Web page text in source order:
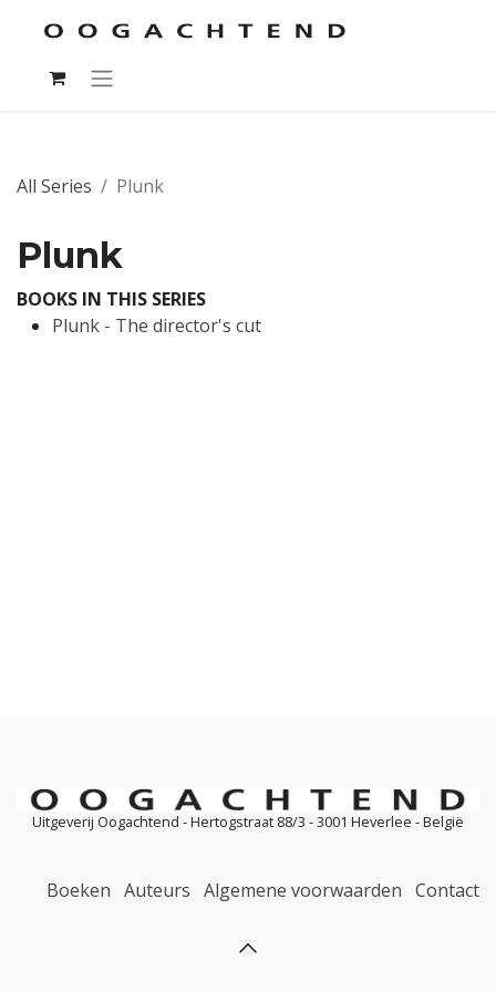
All Series Plunk
Plunk
BOOKS IN THIS SERIES
Plunk - The director's cut
Uitgeverij Oogachtend - Hertogstraat 88/3 - 3001 Heverlee - België
Boeken Auteurs Algemene voorwaarden Contact